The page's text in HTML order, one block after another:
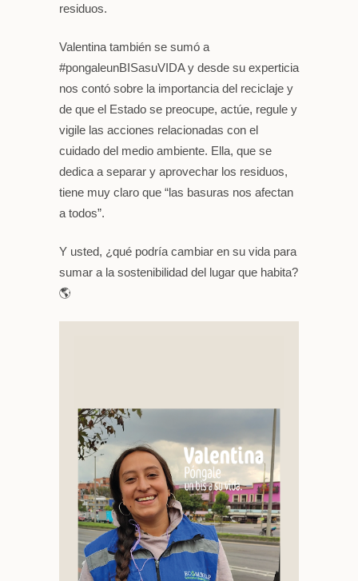
residuos.
Valentina también se sumó a
#pongaleunBISasuVIDA y desde su experticia
nos contó sobre la importancia del reciclaje y
de que el Estado se preocupe, actúe, regule y
vigile las acciones relacionadas con el
cuidado del medio ambiente. Ella, que se
dedica a separar y aprovechar los residuos,
tiene muy claro que “las basuras nos afectan
a todos”.
Y usted, ¿qué podría cambiar en su vida para
sumar a la sostenibilidad del lugar que habita?
🌎